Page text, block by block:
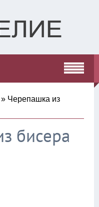
» Черепашка из
бисера